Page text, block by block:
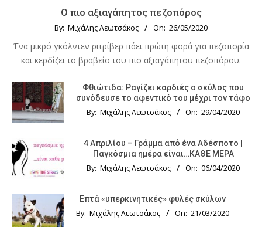
Ο πιο αξιαγάπητος πεζοπόρος
By: Μιχάλης Λεωτσάκος On: 26/05/2020
Ένα μικρό γκόλντεν ριτρίβερ πάει πρώτη φορά για πεζοπορία
και κερδίζει το βραβείο του πιο αξιαγάπητου πεζοπόρου.
Φθιώτιδα: Ραγίζει καρδιές ο σκύλος που
συνόδευσε το αφεντικό του μέχρι τον τάφο
By: Μιχάλης Λεωτσάκος On: 29/04/2020
4 Απριλίου – Γράμμα από ένα Αδέσποτο |
Παγκόσμια ημέρα είναι…ΚΑΘΕ ΜΕΡΑ
By: Μιχάλης Λεωτσάκος On: 06/04/2020
Επτά «υπερκινητικές» φυλές σκύλων
By: Μιχάλης Λεωτσάκος On: 21/03/2020